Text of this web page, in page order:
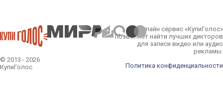
© 2013 - 2026
КупиГолос
Онлайн сервис «КупиГолос»
позволяет найти лучших дикторов
для записи видео или аудио
рекламы.
Политика конфиденциальности